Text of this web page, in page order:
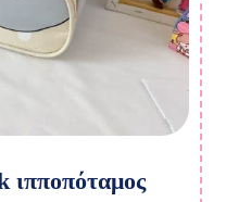
ιπποπόταμος